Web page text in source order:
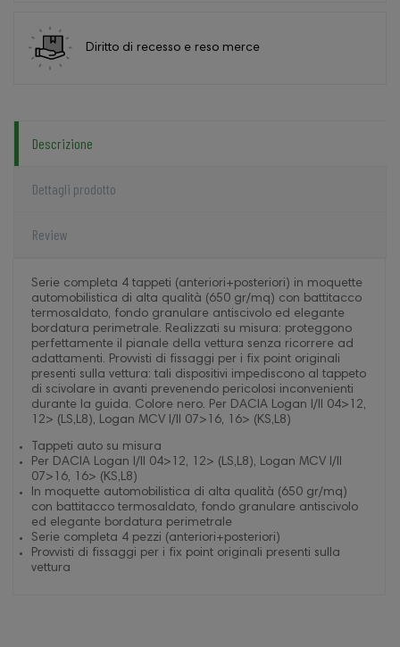
Diritto di recesso e reso merce
Descrizione
Dettagli prodotto
Review
Serie completa 4 tappeti (anteriori+posteriori) in moquette
automobilistica di alta qualità (650 gr/mq) con battitacco
termosaldato, fondo granulare antiscivolo ed elegante
bordatura perimetrale. Realizzati su misura: proteggono
perfettamente il pianale della vettura senza ricorrere ad
adattamenti. Provvisti di fissaggi per i fix point originali
presenti sulla vettura: tali dispositivi impediscono al tappeto
di scivolare in avanti prevenendo pericolosi inconvenienti
durante la guida. Colore nero. Per DACIA Logan I/II 04>12,
12> (LS,L8), Logan MCV I/II 07>16, 16> (KS,L8)
Tappeti auto su misura
Per DACIA Logan I/II 04>12, 12> (LS,L8), Logan MCV I/II
07>16, 16> (KS,L8)
In moquette automobilistica di alta qualità (650 gr/mq)
con battitacco termosaldato, fondo granulare antiscivolo
ed elegante bordatura perimetrale
Serie completa 4 pezzi (anteriori+posteriori)
Provvisti di fissaggi per i fix point originali presenti sulla
vettura